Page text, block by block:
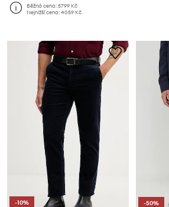
Běžná cena:5799 Kč
Nejnižší cena:4059 Kč
-10% -50%